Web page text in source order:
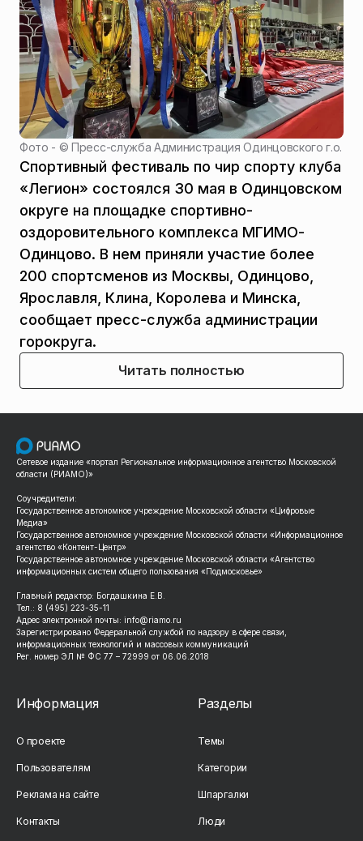
Фото - ©Пресс-служба Администрация Одинцовского г.о.
Спортивный фестиваль по чир спорту клуба
«Легион» состоялся 30 мая в Одинцовском
округе на площадке спортивно-
оздоровительного комплекса МГИМО-
Одинцово. В нем приняли участие более
200 спортсменов из Москвы, Одинцово,
Ярославля, Клина, Королева и Минска,
сообщает пресс-служба администрации
горокруга.
Читать полностью
Сетевое издание «портал Региональное информационное агентство Московской
области (РИАМО)»
Соучредители:
Государственное автономное учреждение Московской области «Цифровые
Медиа»
Государственное автономное учреждение Московской области «Информационное
агентство «Контент-Центр»
Государственное автономное учреждение Московской области «Агентство
информационных систем общего пользования «Подмосковье»
Главный редактор: Богдашкина Е.В.
Тел.: 8 (495) 223-35-11
Адрес электронной почты: info@riamo.ru
Зарегистрировано Федеральной службой по надзору в сфере связи,
информационных технологий и массовых коммуникаций
Рег. номер ЭЛ № ФС 77 – 72999 от 06.06.2018
Информация
О проекте
Пользователям
Реклама на сайте
Контакты
Разделы
Темы
Категории
Шпаргалки
Люди